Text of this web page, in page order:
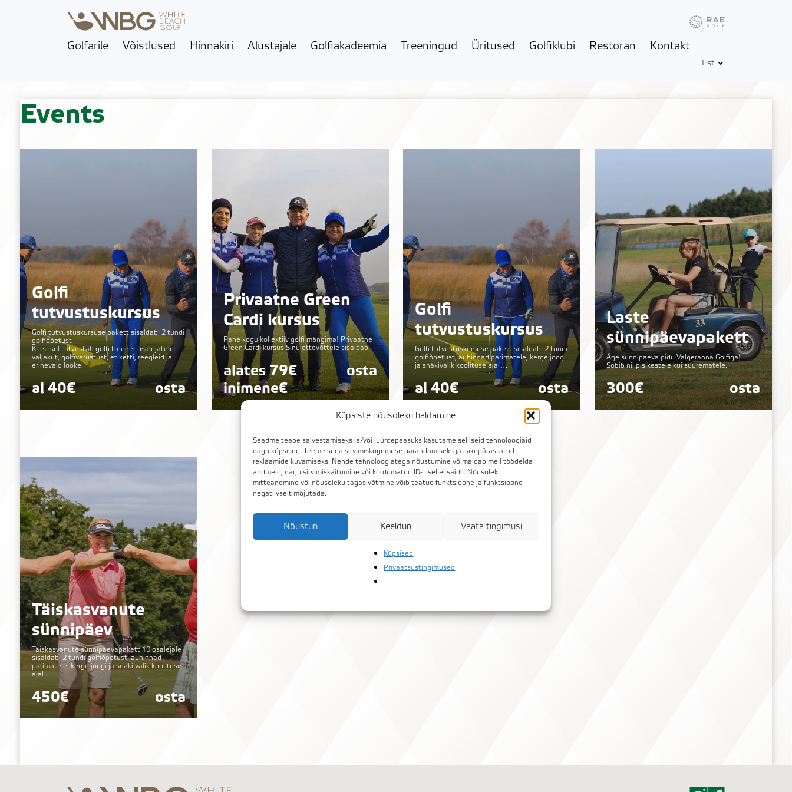
Küpsiste nõusoleku haldamine
Seadme teabe salvestamiseks ja/või juurdepääsuks kasutame selliseid tehnoloogiaid
nagu küpsised. Teeme seda sirvimiskogemuse parandamiseks ja isikupärastatud
reklaamide kuvamiseks. Nende tehnoloogiatega nõustumine võimaldab meil töödelda
andmeid, nagu sirvimiskäitumine või kordumatud ID-d sellel saidil. Nõusoleku
mitteandmine või nõusoleku tagasivõtmine võib teatud funktsioone ja funktsioone
negatiivselt mõjutada.
Nõustun Keeldun Vaata tingimusi
Küpsised
Privaatsustingimused
Golfarile Võistlused Hinnakiri Alustajale Golfiakadeemia Treeningud Üritused Golfiklubi Restoran Kontakt
Est
Events
Golfi
tutvustuskursus
Golfi tutvustuskursuse pakett sisaldab: 2 tundi
golfiõpetust
Kursusel tutvustab golfi treener osalejatele:
väljakut, golfivarustust, etiketti, reegleid ja
erinevaid lööke.
al 40€ osta
Privaatne Green
Cardi kursus
Pane kogu kollektiiv golfi mängima! Privaatne
Green Cardi kursus Sinu ettevõttele sisaldab..
alates 79€
inimene€
osta
Golfi
tutvustuskursus
Golfi tutvustuskursuse pakett sisaldab: 2 tundi
golfiõpetust, auhinnad parimatele, kerge joogi
ja snäkivalik koolituse ajal…
al 40€ osta
Laste
sünnipäevapakett
Äge sünnipäeva pidu Valgeranna Golfiga!
Sobib nii pisikestele kui suurematele.
300€ osta
Täiskasvanute
sünnipäev
Täiskasvanute sünnipäevapakett 10 osalejale
sisaldab: 2 tundi golfiõpetust, auhinnad
parimatele, kerge joogi ja snäki valik koolituse
ajal ..
450€ osta
Ilm